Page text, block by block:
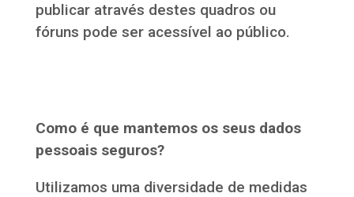
publicar através destes quadros ou
fóruns pode ser acessível ao público.
Como é que mantemos os seus dados
pessoais seguros?
Utilizamos uma diversidade de medidas